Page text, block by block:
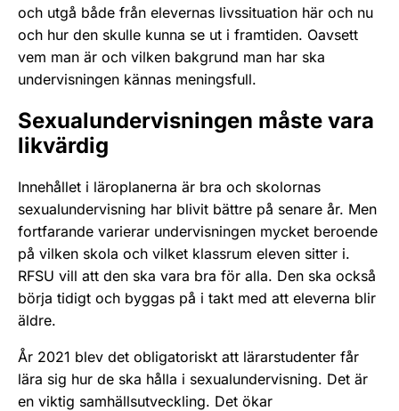
och utgå både från elevernas livssituation här och nu
och hur den skulle kunna se ut i framtiden. Oavsett
vem man är och vilken bakgrund man har ska
undervisningen kännas meningsfull.
Sexualundervisningen måste vara
likvärdig
Innehållet i läroplanerna är bra och skolornas
sexualundervisning har blivit bättre på senare år. Men
fortfarande varierar undervisningen mycket beroende
på vilken skola och vilket klassrum eleven sitter i.
RFSU vill att den ska vara bra för alla. Den ska också
börja tidigt och byggas på i takt med att eleverna blir
äldre.
År 2021 blev det obligatoriskt att lärarstudenter får
lära sig hur de ska hålla i sexualundervisning. Det är
en viktig samhällsutveckling. Det ökar